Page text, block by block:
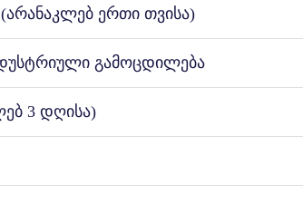
ერთი თვისა)
გამოცდილება
3 დღისა)